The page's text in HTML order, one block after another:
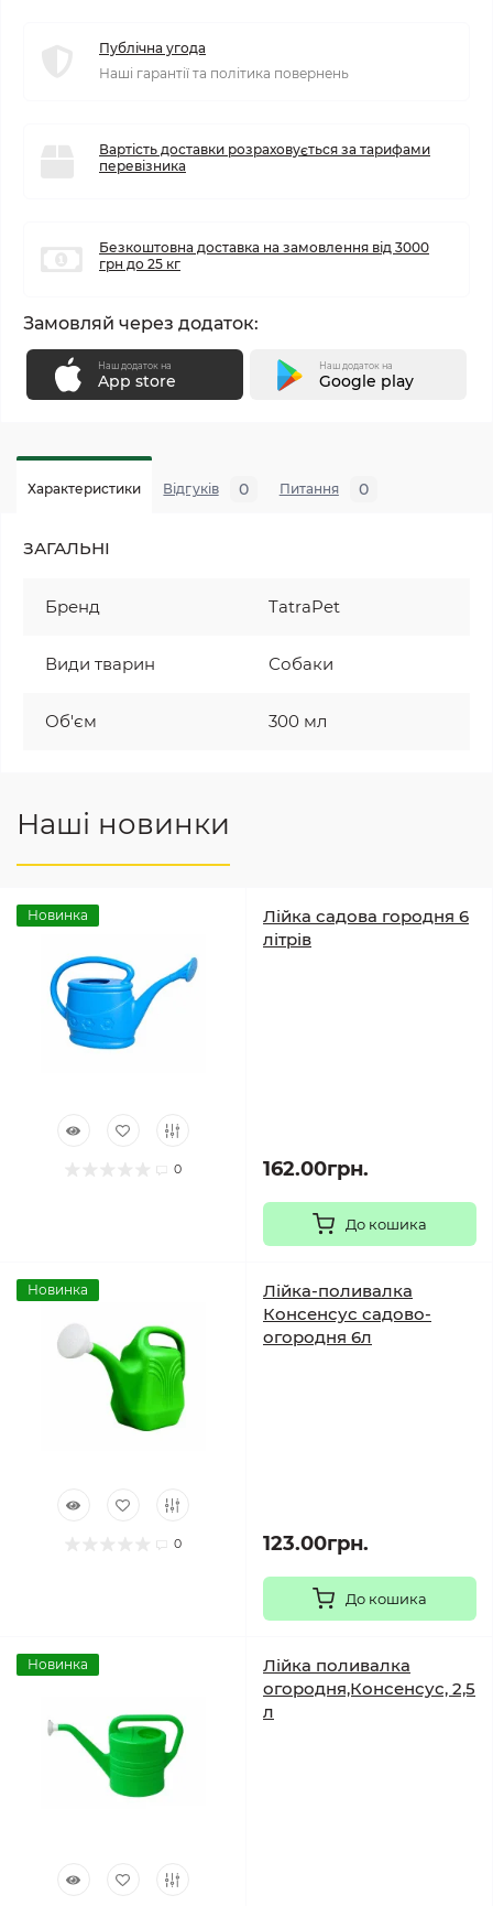
Публічна угода
Наші гарантії та політика повернень
Вартість доставки розраховується за тарифами
перевізника
Безкоштовна доставка на замовлення від 3000
грн до 25 кг
Замовляй через додаток:
Наш додаток на
App store
Наш додаток на
Google play
Характеристики Відгуків 0 Питання 0
ЗАГАЛЬНІ
Бренд TatraPet
Види тварин Собаки
Об'єм 300 мл
Наші новинки
Новинка
0
Лійка садова городня 6
літрів
162.00грн.
До кошика
Новинка
0
Лійка-поливалка
Консенсус садово-
огородня 6л
123.00грн.
До кошика
Новинка
Лійка поливалка
огородня,Консенсус, 2,5
л